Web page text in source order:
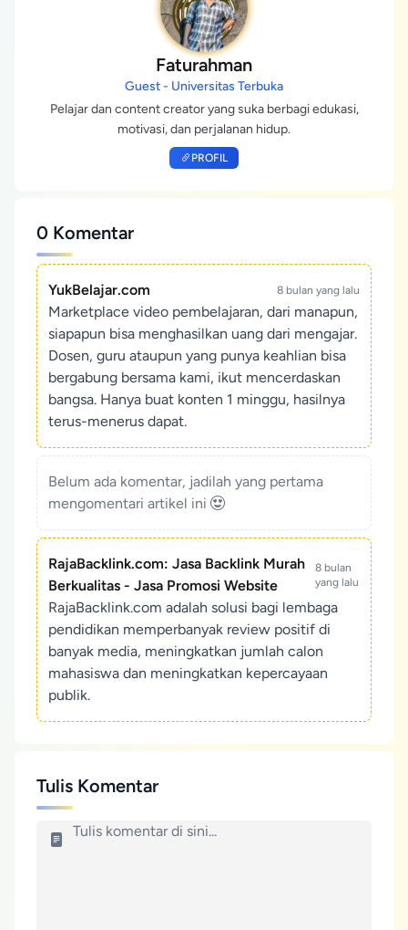
Faturahman
Guest - Universitas Terbuka
Pelajar dan content creator yang suka berbagi edukasi,
motivasi, dan perjalanan hidup.
PROFIL
0 Komentar
YukBelajar.com 8 bulan yang lalu
Marketplace video pembelajaran, dari manapun,
siapapun bisa menghasilkan uang dari mengajar.
Dosen, guru ataupun yang punya keahlian bisa
bergabung bersama kami, ikut mencerdaskan
bangsa. Hanya buat konten 1 minggu, hasilnya
terus-menerus dapat.
Belum ada komentar, jadilah yang pertama
mengomentari artikel ini
RajaBacklink.com: Jasa Backlink Murah
Berkualitas - Jasa Promosi Website
8 bulan
yang lalu
RajaBacklink.com adalah solusi bagi lembaga
pendidikan memperbanyak review positif di
banyak media, meningkatkan jumlah calon
mahasiswa dan meningkatkan kepercayaan
publik.
Tulis Komentar